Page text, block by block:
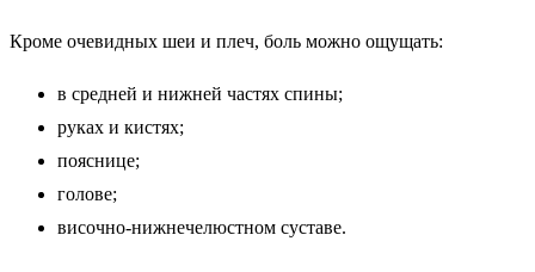
Кроме очевидных шеи и плеч, боль можно ощущать:
в средней и нижней частях спины;
руках и кистях;
пояснице;
голове;
височно-нижнечелюстном суставе.